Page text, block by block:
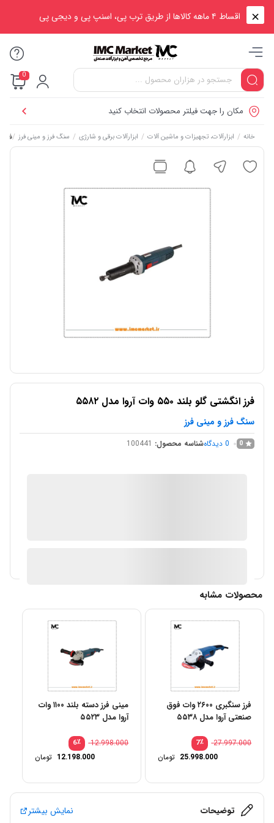
اقساط ۴ ماهه کالاها از طریق ترب پی، اسنپ پی و دیجی پی
0
مکان را جهت فیلتر محصولات انتخاب کنید
خانه / ابزارآلات، تجهیزات و ماشین آلات / ابزارآلات برقی و شارژی / سنگ فرز و مینی فرز /فرز
فرز انگشتی گلو بلند ۵۵۰ وات آروا مدل ۵۵۸۲
سنگ فرز و مینی فرز
0
0 دیدگاهشناسه محصول: 100441
محصولات مشابه
فرز سنگبری ۲۶۰۰ وات فوق
صنعتی آروا مدل ۵۵۳۸
٪7
27.997.000
25.998.000 تومان
مینی فرز دسته بلند ۱۱۰۰ وات
آروا مدل ۵۵۲۳
٪6
12.998.000
12.198.000 تومان
توضیحات نمایش بیشتر